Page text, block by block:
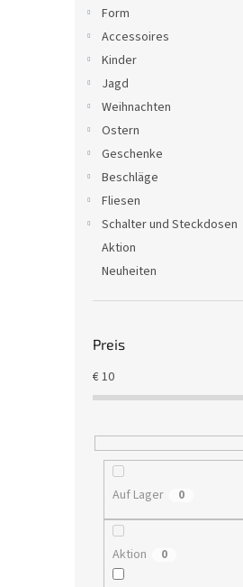
Form
Accessoires
Kinder
Jagd
Weihnachten
Ostern
Geschenke
Beschläge
Fliesen
Schalter und Steckdosen
Aktion
Neuheiten
Preis
€10
Auf Lager 0
Aktion 0